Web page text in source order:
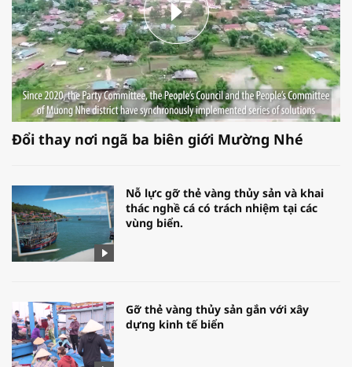
Đổi thay nơi ngã ba biên giới Mường Nhé
Nỗ lực gỡ thẻ vàng thủy sản và khai
thác nghề cá có trách nhiệm tại các
vùng biển.
Gỡ thẻ vàng thủy sản gắn với xây
dựng kinh tế biển